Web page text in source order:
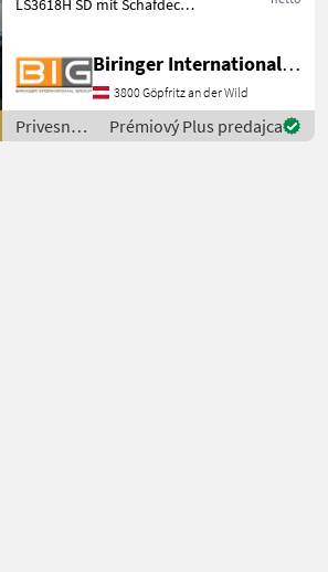
Parabelblattfedern
***Spezial-Federung
PARABOLIC EQUALIZER***
Rückfahrautom
Biringer International GmbH
3800 Göpfritz an der Wild
Privesné
vozíky /
Prémiový Plus predajca